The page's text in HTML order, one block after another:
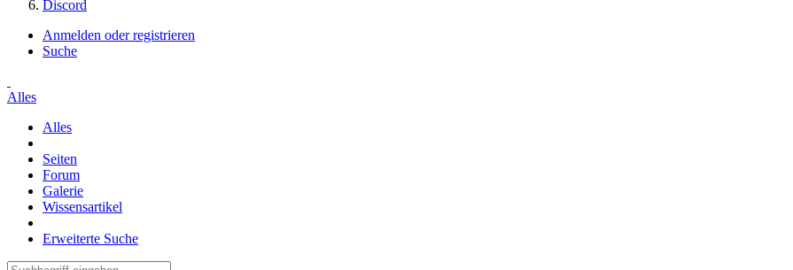
Discord
Anmelden oder registrieren
Suche
Alles
Alles
Seiten
Forum
Galerie
Wissensartikel
Erweiterte Suche